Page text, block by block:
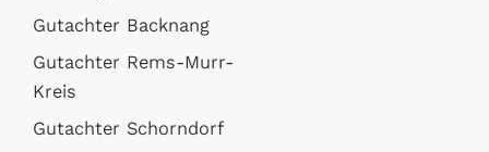
Gutachter Backnang
Gutachter Rems-Murr-
Kreis
Gutachter Schorndorf